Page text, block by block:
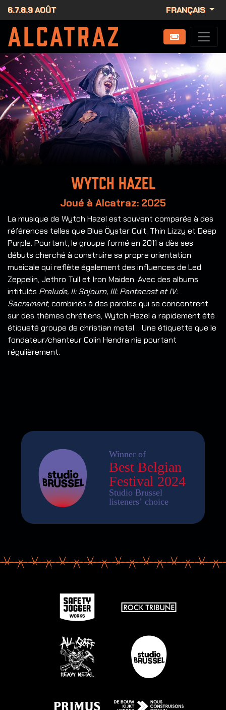
6.7.8.9 AOÛT FRANÇAIS
Wytch Hazel
Joué à Alcatraz: 2025
La musique de Wytch Hazel est souvent comparée à des
références telles que Blue Öyster Cult, Thin Lizzy et Deep
Purple. Pourtant, le groupe formé en 2011 a dès ses
débuts cherché à construire sa propre orientation
musicale qui reflète également des influences de Led
Zeppelin, Jethro Tull et Iron Maiden. Avec des albums
intitulés Prelude, II: Sojourn, III: Pentecost et IV:
Sacrament, combinés à des paroles qui se concentrent
sur des thèmes chrétiens, Wytch Hazel a rapidement été
étiqueté groupe de christian metal… Une étiquette que le
fondateur/chanteur Colin Hendra nie pourtant
régulièrement.